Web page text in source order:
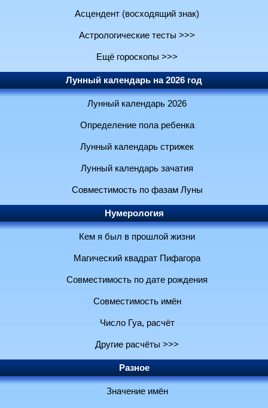
Асцендент (восходящий знак)
Астрологические тесты >>>
Ещё гороскопы >>>
Лунный календарь на 2026 год
Лунный календарь 2026
Определение пола ребенка
Лунный календарь стрижек
Лунный календарь зачатия
Совместимость по фазам Луны
Нумерология
Кем я был в прошлой жизни
Магический квадрат Пифагора
Совместимость по дате рождения
Совместимость имён
Число Гуа, расчёт
Другие расчёты >>>
Разное
Значение имён